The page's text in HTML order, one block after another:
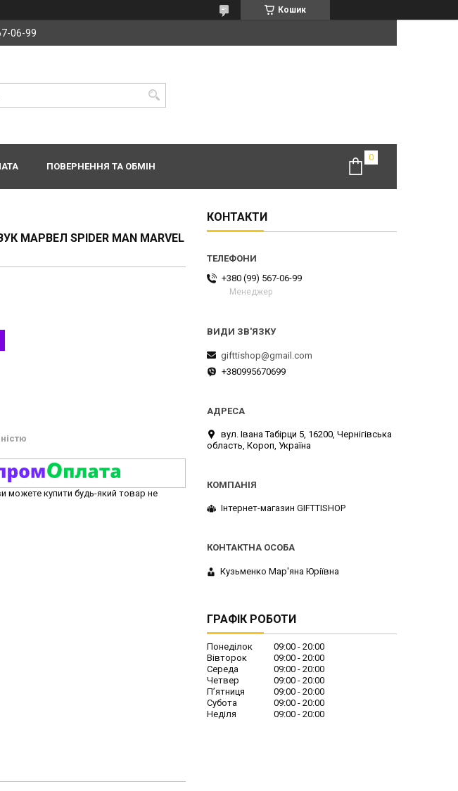
Кошик
06-99
ПОВЕРНЕННЯ ТА ОБМІН
SPIDER MAN MARVEL
можете купити будь-який товар не
КОНТАКТИ
+380 (99) 567-06-99
Менеджер
gifttishop@gmail.com
+380995670699
вул. Івана Табірци 5, 16200, Чернігівська
область, Короп, Україна
Інтернет-магазин GIFTTISHOP
Кузьменко Мар'яна Юріївна
ГРАФІК РОБОТИ
Понеділок 09:00
20:00
Вівторок
09:00
20:00
Середа
09:00
20:00
Четвер
09:00
20:00
Пʼятниця
09:00
20:00
Субота
09:00
20:00
Неділя
09:00 20:00